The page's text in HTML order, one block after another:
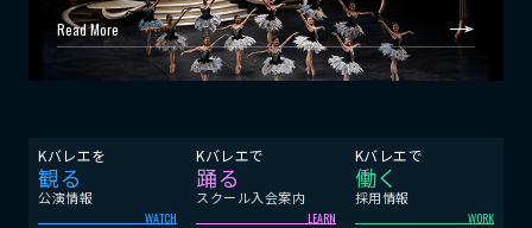
Read More
Kバレエを
観る
公演情報
WATCH
Kバレエで
踊る
スクール入会案内
LEARN
Kバレエで
働く
採用情報
WORK